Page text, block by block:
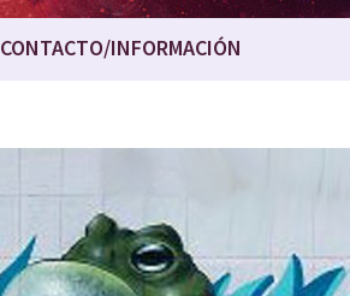
CONTACTO/INFORMACIÓN